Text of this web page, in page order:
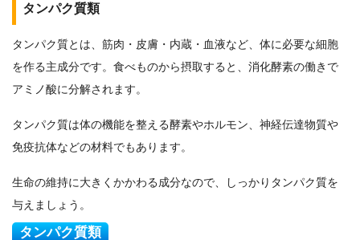
タンパク質類
タンパク質とは、筋肉・皮膚・内蔵・血液など、体に必要な細胞
を作る主成分です。食べものから摂取すると、消化酵素の働きで
アミノ酸に分解されます。
タンパク質は体の機能を整える酵素やホルモン、神経伝達物質や
免疫抗体などの材料でもあります。
生命の維持に大きくかかわる成分なので、しっかりタンパク質を
与えましょう。
タンパク質類